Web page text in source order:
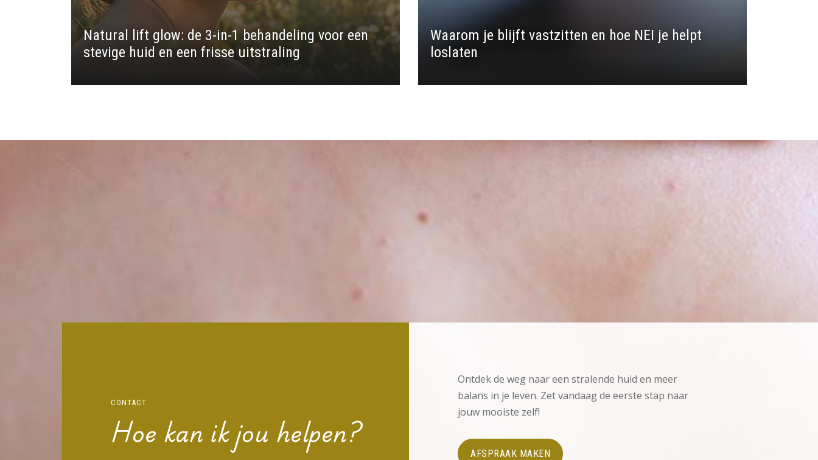
Natural lift glow: de 3-in-1 behandeling voor een
stevige huid en een frisse uitstraling
Waarom je blijft vastzitten en hoe NEI je helpt
loslaten
CONTACT
Hoe kan ik jou helpen?
Ontdek de weg naar een stralende huid en meer
balans in je leven. Zet vandaag de eerste stap naar
jouw mooiste zelf!
AFSPRAAK MAKEN